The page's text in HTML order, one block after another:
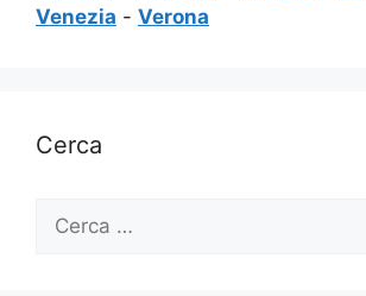
Venezia - Verona
Cerca
per: